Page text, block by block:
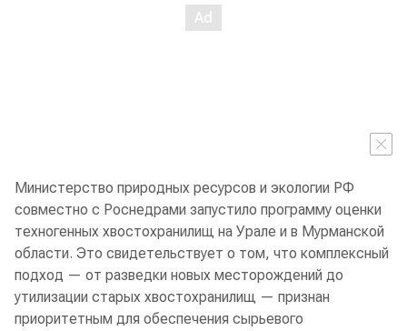
Министерство природных ресурсов и экологии РФ
совместно с Роснедрами запустило программу оценки
техногенных хвостохранилищ на Урале и в Мурманской
области. Это свидетельствует о том, что комплексный
подход — от разведки новых месторождений до
утилизации старых хвостохранилищ — признан
приоритетным для обеспечения сырьевого